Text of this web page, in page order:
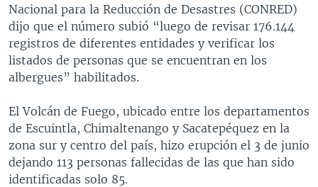
DEPORTIVO INTERNACIONAL
NOTA ECONÓMICA
ENTRETENIMIENTO
Idiomas
Nacional para la Reducción de Desastres (CONRED)
dijo que el número subió “luego de revisar 176.144
registros de diferentes entidades y verificar los
listados de personas que se encuentran en los
albergues” habilitados.
El Volcán de Fuego, ubicado entre los departamentos
de Escuintla, Chimaltenango y Sacatepéquez en la
zona sur y centro del país, hizo erupción el 3 de junio
dejando 113 personas fallecidas de las que han sido
identificadas solo 85.